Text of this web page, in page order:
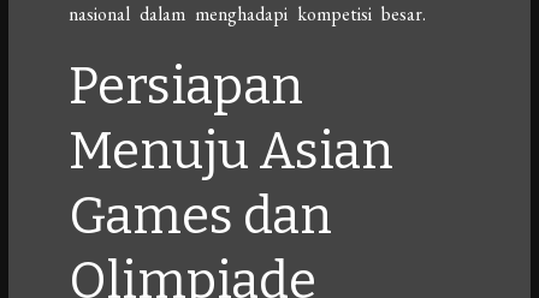
nasional dalam menghadapi kompetisi besar.
Persiapan
Menuju Asian
Games dan
Olimpiade